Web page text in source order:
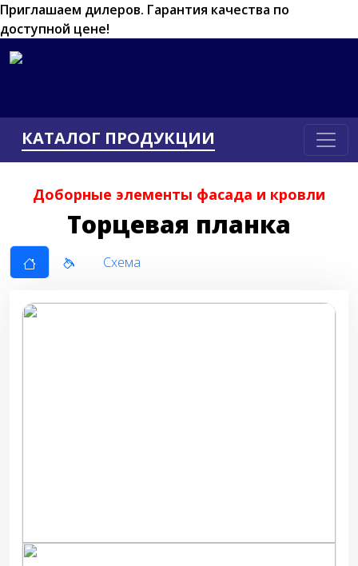
Приглашаем дилеров. Гарантия качества по
доступной цене!
КАТАЛОГ ПРОДУКЦИИ
Доборные элементы фасада и кровли
Торцевая планка
Схема